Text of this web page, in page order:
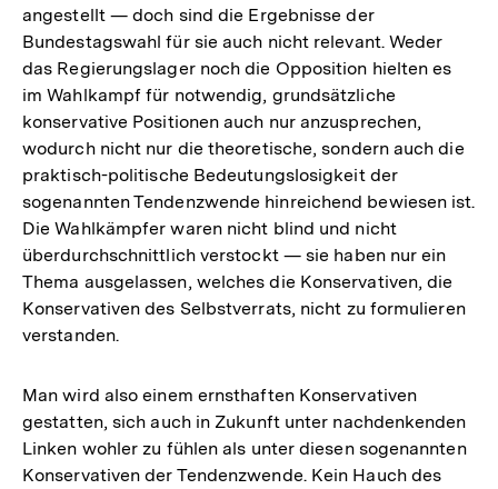
angestellt — doch sind die Ergebnisse der
Bundestagswahl für sie auch nicht relevant. Weder
das Regierungslager noch die Opposition hielten es
im Wahlkampf für notwendig, grundsätzliche
konservative Positionen auch nur anzusprechen,
wodurch nicht nur die theoretische, sondern auch die
praktisch-politische Bedeutungslosigkeit der
sogenannten Tendenzwende hinreichend bewiesen ist.
Die Wahlkämpfer waren nicht blind und nicht
überdurchschnittlich verstockt — sie haben nur ein
Thema ausgelassen, welches die Konservativen, die
Konservativen des Selbstverrats, nicht zu formulieren
verstanden.
Man wird also einem ernsthaften Konservativen
gestatten, sich auch in Zukunft unter nachdenkenden
Linken wohler zu fühlen als unter diesen sogenannten
Konservativen der Tendenzwende. Kein Hauch des